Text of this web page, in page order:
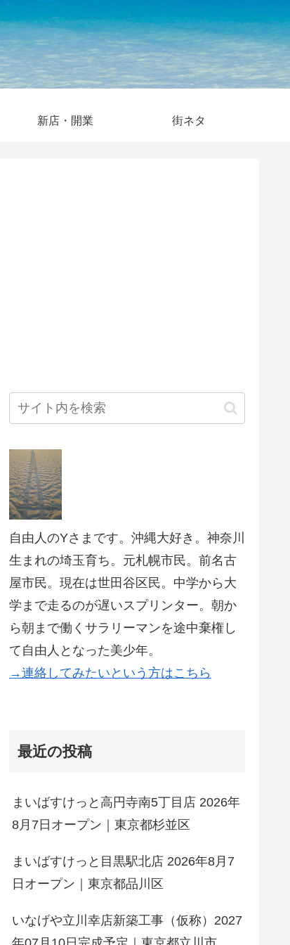
新店・開業 街ネタ
自由人のYさまです。沖縄大好き。神奈川
生まれの埼玉育ち。元札幌市民。前名古
屋市民。現在は世田谷区民。中学から大
学まで走るのが遅いスプリンター。朝か
ら朝まで働くサラリーマンを途中棄権し
て自由人となった美少年。
→連絡してみたいという方はこちら
最近の投稿
まいばすけっと高円寺南5丁目店 2026年
8月7日オープン｜東京都杉並区
まいばすけっと目黒駅北店 2026年8月7
日オープン｜東京都品川区
いなげや立川幸店新築工事（仮称）2027